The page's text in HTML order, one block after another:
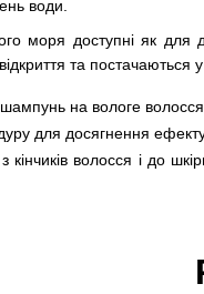
води.
моря доступні як
та
шампунь на вологе
для досягнення
волосся і до